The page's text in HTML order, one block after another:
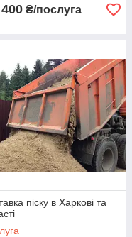
а;
ЦІНУ?
по Харковузалежить
оренди машини і інших
400 ₴/послуга
піску в Харкові та